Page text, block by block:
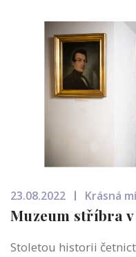
23.08.2022 Krásná
Muzeum stříbra
Stoletou historii